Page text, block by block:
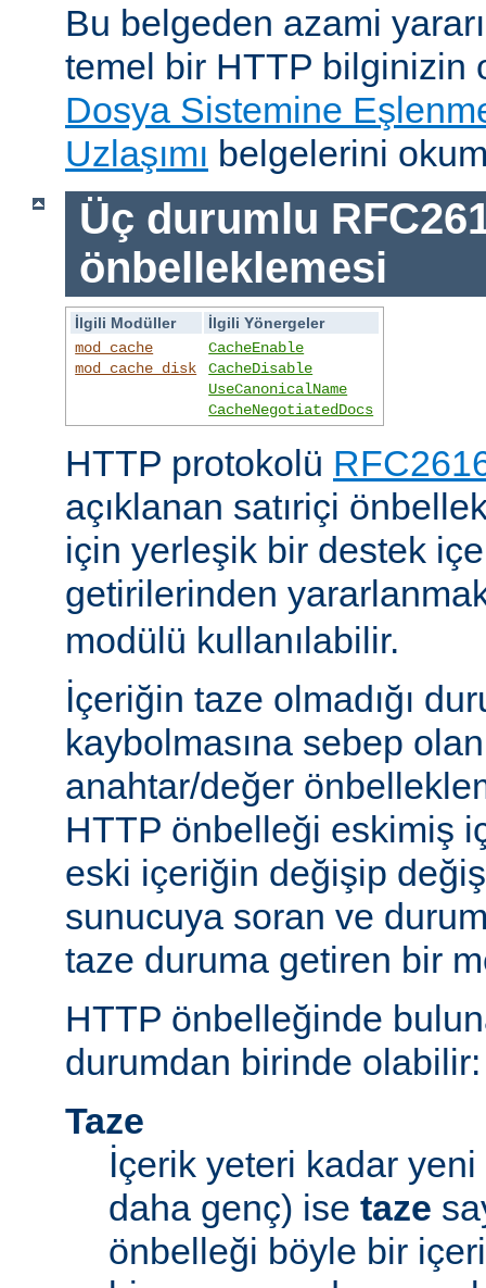
Bu belgeden azami
temel bir HTTP bilginizin
Dosya Sistemine
Uzlaşımı belgelerini
Üç durumlu
önbelleklemesi
İlgili Modüller
İlgili Yönergeler
mod_cache
mod_cache_disk
CacheEnable
CacheDisable
UseCanonicalName
CacheNegotiatedDocs
HTTP protokolü
açıklanan satıriçi
için yerleşik bir destek
getirilerinden
modülü kullanılabilir.
İçeriğin taze olmadığı
kaybolmasına sebep
anahtar/değer
HTTP önbelleği eskimiş
eski içeriğin değişip
sunucuya soran ve
taze duruma getiren bir
HTTP önbelleğinde
durumdan birinde olabilir:
Taze
İçerik yeteri kadar yeni
daha genç) ise taze
önbelleği böyle bir